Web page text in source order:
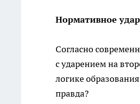
Нормативное
Согласно
с ударением на
логике
правда?